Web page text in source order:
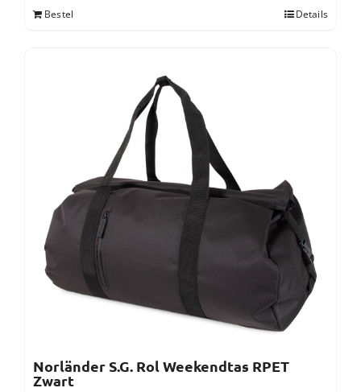
Bestel Details
Norländer S.G. Rol Weekendtas RPET
Zwart